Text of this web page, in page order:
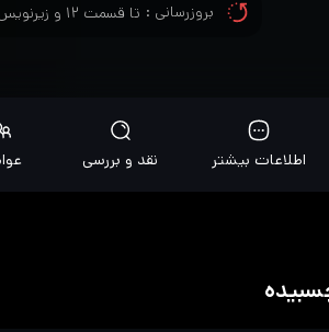
بروزرسانی : تا قسمت ۱۲ و زیرنویس تا قسمت ۱۲ اضافه شد
اطلاعات بیشتر نقد و بررسی